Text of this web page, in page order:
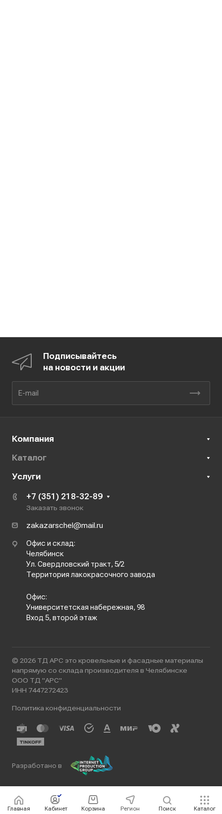
Подписывайтесь
на новости и акции
Компания
Каталог
Услуги
+7 (351) 218-32-89
Заказать звонок
zakazarschel@mail.ru
Офис и склад:
Челябинск
Ул. Свердловский тракт, 5/2
Территория лакокрасочного завода
Офис:
Университетская набережная, 98
Вход 5, второй этаж
© 2026 ТД АРС это кровельные и фасадные материалы
напрямую со склада производителя в Челябинске
ООО ТД "АРС"
ИНН 7447272423
Политика конфиденциальности
Разработано в
Главная Кабинет Корзина Регион Поиск Каталог